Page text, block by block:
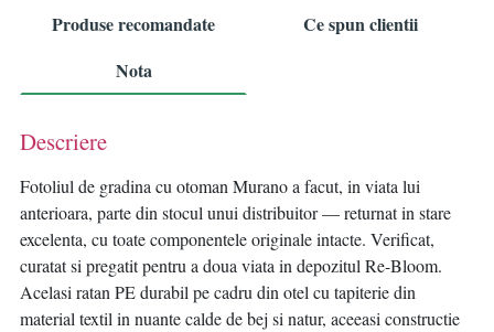
Produse recomandate
Ce spun clientii
Nota
Descriere
Fotoliul de gradina cu otoman Murano a facut, in viata lui
anterioara, parte din stocul unui distribuitor — returnat in stare
excelenta, cu toate componentele originale intacte. Verificat,
curatat si pregatit pentru a doua viata in depozitul Re-Bloom.
Acelasi ratan PE durabil pe cadru din otel cu tapiterie din
material textil in nuante calde de bej si natur, aceeasi constructie